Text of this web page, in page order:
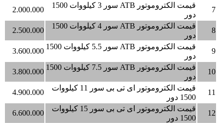
7
قیمت الکتروموتور ATB سور 3 کیلووات 1500
دور
2.000.000
8
قیمت الکتروموتور ATB سور 4 کیلووات 1500
دور
2.500.000
9
قیمت الکتروموتور ATB سور 5.5 کیلووات 1500
دور
3.600.000
10
قیمت الکتروموتور ATB سور 7.5 کیلووات 1500
دور
3.800.000
11
قیمت الکتروموتور ای تی بی سور 11 کیلووات
1500 دور
4.900.000
12
قیمت الکتروموتور ای تی بی سور 15 کیلووات
1500 دور
6.600.000